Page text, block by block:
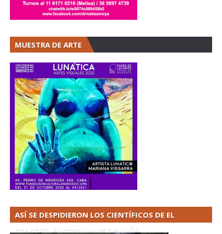
MUESTRA DE ARTE
ASÍ SE DESPIDIERON LOS CIENTÍFICOS DE EL
CONICET. EL STREAMING DEL AÑO